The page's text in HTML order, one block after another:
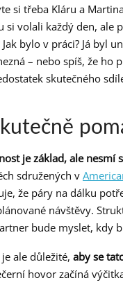
si třeba Kláru a
si volali každý den, ale
Jak bylo v práci? Já byl
– nebo spíš, že ho
skutečného
je základ, ale nesmí
sdružených v
že páry na dálku
návštěvy.
bude myslet, kdy
ale důležité, aby se
hovor začíná